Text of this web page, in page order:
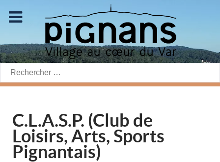
Rechercher:
C.L.A.S.P. (Club de
Loisirs, Arts, Sports
Pignantais)